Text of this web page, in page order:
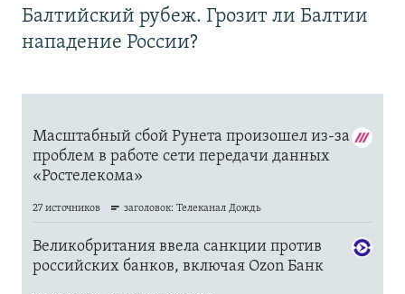
Балтийский рубеж. Грозит ли Балтии
нападение России?